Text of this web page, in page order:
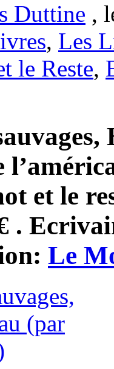
Duttine ,
, Les
le Reste,
et le
.
Le